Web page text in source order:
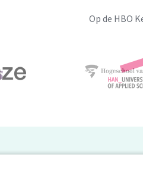
Op de HBO